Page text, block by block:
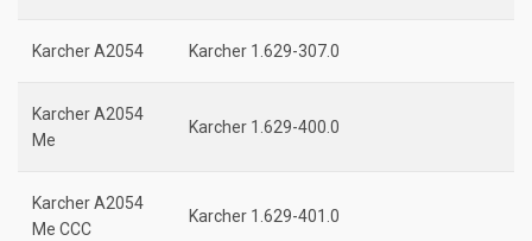
Karcher A2054 Karcher 1.629-307.0
Karcher A2054
Me
Karcher 1.629-400.0
Karcher A2054
Me CCC
Karcher 1.629-401.0